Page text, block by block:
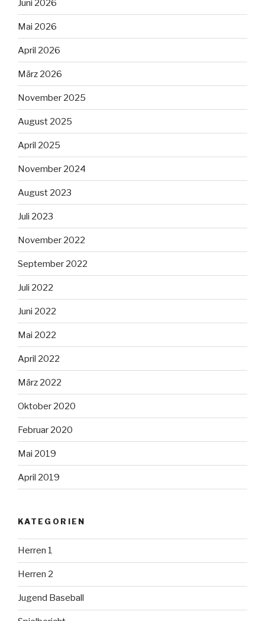
Juni 2026
Mai 2026
April 2026
März 2026
November 2025
August 2025
April 2025
November 2024
August 2023
Juli 2023
November 2022
September 2022
Juli 2022
Juni 2022
Mai 2022
April 2022
März 2022
Oktober 2020
Februar 2020
Mai 2019
April 2019
KATEGORIEN
Herren 1
Herren 2
Jugend Baseball